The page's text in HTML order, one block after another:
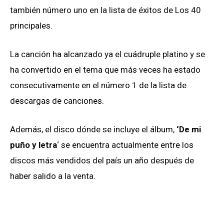
también número uno en la lista de éxitos de Los 40
principales.
La canción ha alcanzado ya el cuádruple platino y se
ha convertido en el tema que más veces ha estado
consecutivamente en el número 1 de la lista de
descargas de canciones.
Además, el disco dónde se incluye el álbum, ‘De mi
puño y letra‘ se encuentra actualmente entre los
discos más vendidos del país un año después de
haber salido a la venta.